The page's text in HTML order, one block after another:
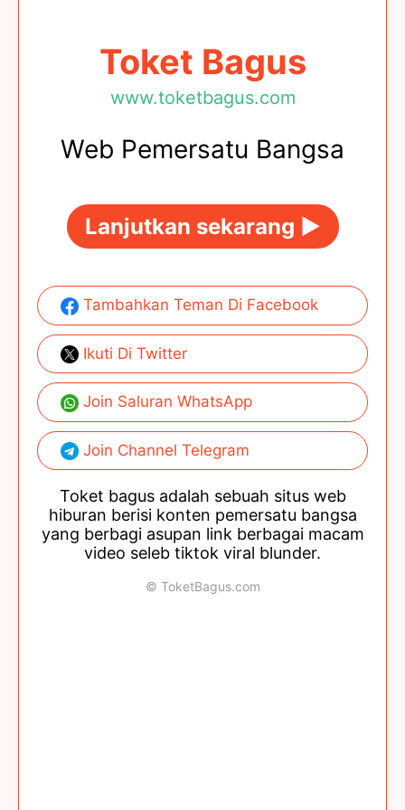
Toket Bagus
www.toketbagus.com
Web Pemersatu Bangsa
Lanjutkan sekarang ►
Tambahkan Teman Di Facebook
Ikuti Di Twitter
Join Saluran WhatsApp
Join Channel Telegram
Toket bagus adalah sebuah situs web
hiburan berisi konten pemersatu bangsa
yang berbagi asupan link berbagai macam
video seleb tiktok viral blunder.
© ToketBagus.com